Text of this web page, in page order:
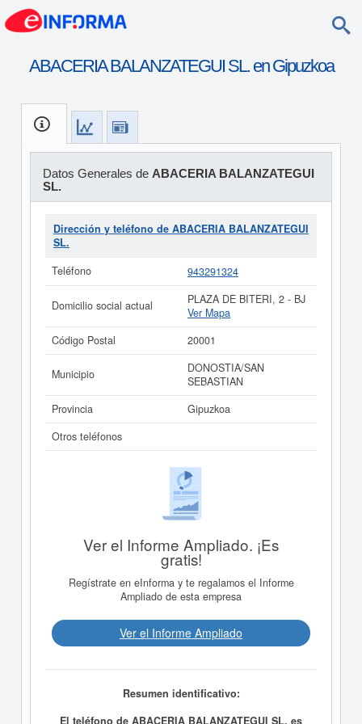
ABACERIA BALANZATEGUI SL. en Gipuzkoa
Datos Generales de ABACERIA BALANZATEGUI
SL.
Dirección y teléfono de ABACERIA BALANZATEGUI
SL.
Teléfono
943291324
Domicilio social actual
PLAZA DE BITERI, 2 - BJ
Ver Mapa
Código Postal
20001
Municipio
DONOSTIA/SAN
SEBASTIAN
Provincia
Gipuzkoa
Otros teléfonos
Ver el Informe Ampliado. ¡Es
gratis!
Regístrate en eInforma y te regalamos el Informe
Ampliado de esta empresa
Ver el Informe Ampliado
Resumen identificativo:
El teléfono de ABACERIA BALANZATEGUI SL. es